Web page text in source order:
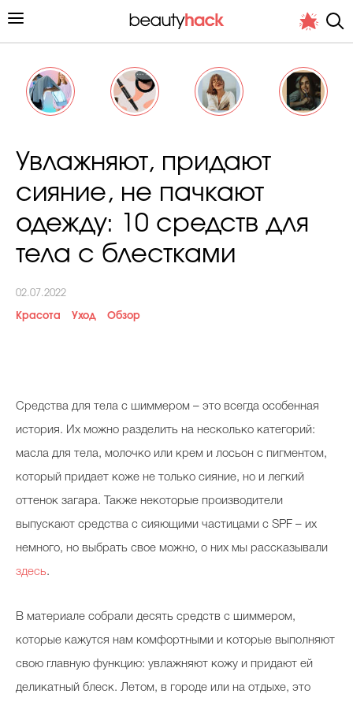
Хит недели от стилиста
Папа может
Худеем правильно
Бьютихакер / Мама-хакер
Выбор косметолога
Полиция красоты
Хит недели от визажиста
Увлажняют, придают
сияние, не пачкают
одежду: 10 средств для
тела с блестками
02.07.2022
Красота Уход Обзор
Средства для тела с шиммером – это всегда особенная
история. Их можно разделить на несколько категорий:
масла для тела, молочко или крем и лосьон с пигментом,
который придает коже не только сияние, но и легкий
оттенок загара. Также некоторые производители
выпускают средства с сияющими частицами с SPF – их
немного, но выбрать свое можно, о них мы рассказывали
здесь.
В материале собрали десять средств с шиммером,
которые кажутся нам комфортными и которые выполняют
свою главную функцию: увлажняют кожу и придают ей
деликатный блеск. Летом, в городе или на отдыхе, это